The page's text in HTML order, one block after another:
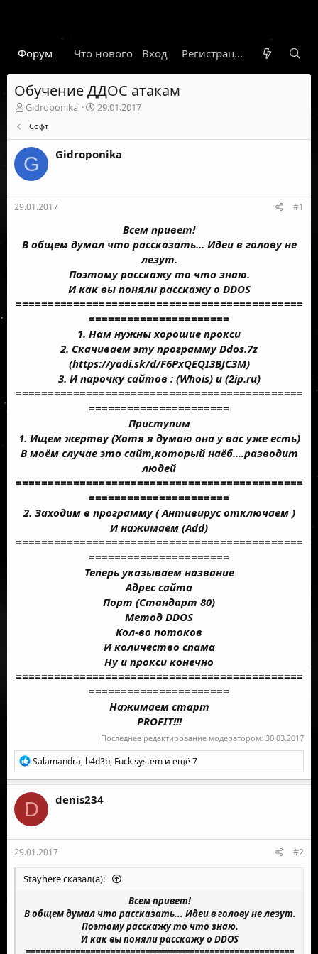
Форум Что нового Гарант Новости
Вход Регистрация
Обучение ДДОС атакам
А
о
р
т
е
м
ы
Gidroponika
Д
н
а
29.01.2017
Софт
G Gidroponika
29.01.2017 #1
Всем привет!
В общем думал что рассказать... Идеи в голову не
лезут.
Поэтому расскажу то что знаю.
И как вы поняли расскажу о DDOS
=============================================
======================
1. Нам нужны хорошие прокси
2. Скачиваем эту программу Ddos.7z
(https://yadi.sk/d/F6PxQEQI3BJC3M)
3. И парочку сайтов : (Whois) и (2ip.ru)
=============================================
======================
Приступим
1. Ищем жертву (Хотя я думаю она у вас уже есть)
В моём случае это сайт,который наёб....разводит
людей
=============================================
======================
2. Заходим в программу ( Антивирус отключаем )
И нажимаем (Add)
=============================================
======================
Теперь указываем название
Адрес сайта
Порт (Стандарт 80)
Метод DDOS
Кол-во потоков
И количество спама
Ну и прокси конечно
=============================================
======================
Нажимаем старт
PROFIT!!!
Последнее редактирование модератором: 30.03.2017
Р
е
а
к
ц
и
и
:
Salamandra, b4d3p, Fuck system и ещё 7
D denis234
29.01.2017 #2
Stayhere сказал(а):
Всем привет!
В общем думал что рассказать... Идеи в голову не лезут.
Поэтому расскажу то что знаю.
И как вы поняли расскажу о DDOS